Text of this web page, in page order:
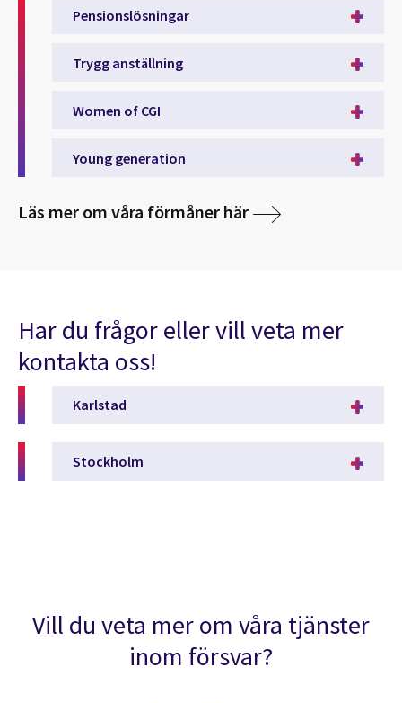
Pensionslösningar
Trygg anställning
Women of CGI
Young generation
Läs mer om våra förmåner här
Har du frågor eller vill veta mer
kontakta oss!
Karlstad
Stockholm
Vill du veta mer om våra tjänster
inom försvar?